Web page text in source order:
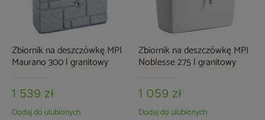
Zbiornik na deszczówkę MPI
Maurano 300 l granitowy
1 539 zł
Dodaj do ulubionych
Zbiornik na deszczówkę MPI
Noblesse 275 l granitowy
1 059 zł
Dodaj do ulubionych